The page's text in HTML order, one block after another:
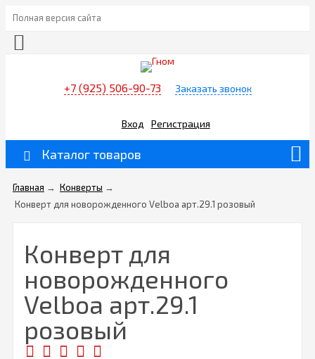
Полная версия сайта
+7 (925) 506-90-73 Заказать звонок
Вход Регистрация
Каталог товаров
Главная → Конверты →
Конверт для новорожденного Velboa арт.29.1 розовый
Конверт для
новорожденного
Velboa арт.29.1
розовый